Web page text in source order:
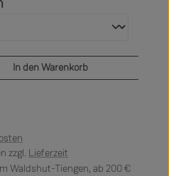
gewünschten Wert
In den Warenkorb
zzgl. Lieferzeit
Waldshut-Tiengen, ab 200 €